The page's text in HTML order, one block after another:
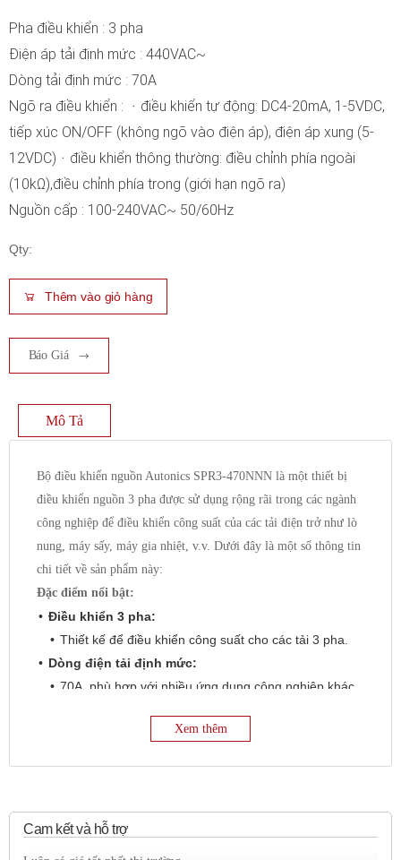
Pha điều khiển : 3 pha
Điện áp tải định mức : 440VAC~
Dòng tải định mức : 70A
Ngõ ra điều khiển : ᆞđiều khiển tự động: DC4-20mA, 1-5VDC,
tiếp xúc ON/OFF (không ngõ vào điện áp), điện áp xung (5-
12VDC)ᆞđiều khiển thông thường: điều chỉnh phía ngoài
(10kΩ),điều chỉnh phía trong (giới hạn ngõ ra)
Nguồn cấp : 100-240VAC~ 50/60Hz
Qty:
Thêm vào giỏ hàng
Báo Giá
Mô Tả
Bộ điều khiển nguồn Autonics SPR3-470NNN là một thiết bị
điều khiển nguồn 3 pha được sử dụng rộng rãi trong các ngành
công nghiệp để điều khiển công suất của các tải điện trở như lò
nung, máy sấy, máy gia nhiệt, v.v. Dưới đây là một số thông tin
chi tiết về sản phẩm này:
Đặc điểm nổi bật:
Điều khiển 3 pha:
Thiết kế để điều khiển công suất cho các tải 3 pha.
Dòng điện tải định mức:
70A, phù hợp với nhiều ứng dụng công nghiệp khác
Điện áp tải định mức:
Hỗ trợ nhiều loại ngõ vào điều khiển như 4-20mA, 1-
Xem thêm
Cam kết và hỗ trợ